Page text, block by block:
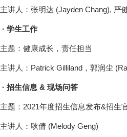
主讲人：张明达 (Jayden Chang), 严
· 学生工作
主题：健康成长，责任担当
主讲人：Patrick Gilliland，郭润尘
· 招生信息 & 现场问答
主题：2021年度招生信息发布&招生
主讲人：耿倩 (Melody Geng)